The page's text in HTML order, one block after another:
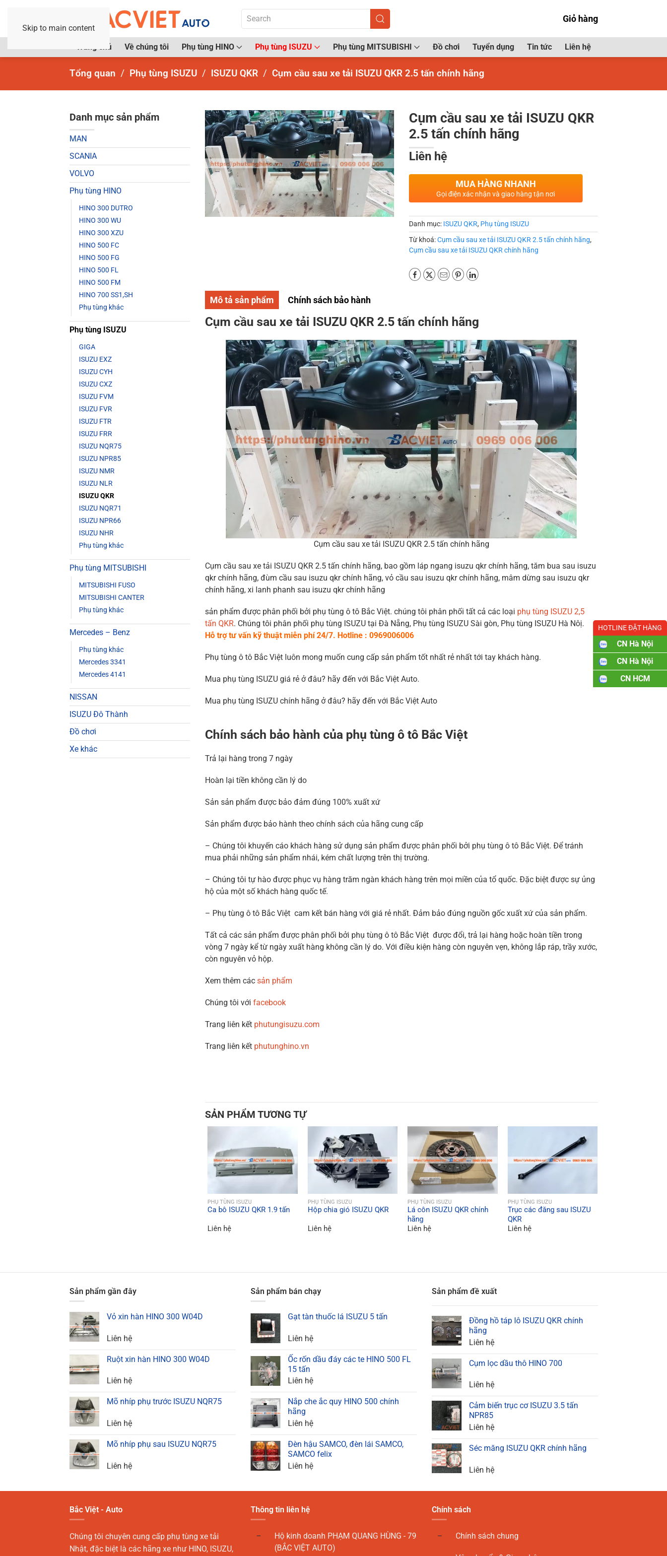
Skip to main content
Giỏ hàng
Trang chủ Về chúng tôi Phụ tùng HINO Phụ tùng ISUZU Phụ tùng MITSUBISHI Đồ chơi Tuyển dụng Tin tức Liên hệ
Tổng quan Phụ tùng ISUZU ISUZU QKR Cụm cầu sau xe tải ISUZU QKR 2.5 tấn chính hãng
Danh mục sản phẩm
MAN
SCANIA
VOLVO
Phụ tùng HINO
HINO 300 DUTRO
HINO 300 WU
HINO 300 XZU
HINO 500 FC
HINO 500 FG
HINO 500 FL
HINO 500 FM
HINO 700 SS1,SH
Phụ tùng khác
Phụ tùng ISUZU
GIGA
ISUZU EXZ
ISUZU CYH
ISUZU CXZ
ISUZU FVM
ISUZU FVR
ISUZU FTR
ISUZU FRR
ISUZU NQR75
ISUZU NPR85
ISUZU NMR
ISUZU NLR
ISUZU QKR
ISUZU NQR71
ISUZU NPR66
ISUZU NHR
Phụ tùng khác
Phụ tùng MITSUBISHI
MITSUBISHI FUSO
MITSUBISHI CANTER
Phụ tùng khác
Mercedes – Benz
Phụ tùng khác
Mercedes 3341
Mercedes 4141
NISSAN
ISUZU Đô Thành
Đồ chơi
Xe khác
Cụm cầu sau xe tải ISUZU QKR
2.5 tấn chính hãng
Liên hệ
MUA HÀNG NHANH
Gọi điện xác nhận và giao hàng tận nơi
Danh mục: ISUZU QKR, Phụ tùng ISUZU
Từ khoá:Cụm cầu sau xe tải ISUZU QKR 2.5 tấn chính hãng,
Cụm cầu sau xe tải ISUZU QKR chính hãng
Mô tả sản phẩm Chính sách bảo hành
Cụm cầu sau xe tải ISUZU QKR 2.5 tấn chính hãng
Cụm cầu sau xe tải ISUZU QKR 2.5 tấn chính hãng
Cụm cầu sau xe tải ISUZU QKR 2.5 tấn chính hãng, bao gồm láp ngang isuzu qkr chính hãng, tăm bua sau isuzu
qkr chính hãng, đùm cầu sau isuzu qkr chính hãng, vỏ cầu sau isuzu qkr chính hãng, mâm dừng sau isuzu qkr
chính hãng, xi lanh phanh sau isuzu qkr chính hãng
sản phẩm được phân phối bởi phụ tùng ô tô Bắc Việt. chúng tôi phân phối tất cả các loại phụ tùng ISUZU 2,5
tấn QKR. Chúng tôi phân phối phụ tùng ISUZU tại Đà Nẵng, Phụ tùng ISUZU Sài gòn, Phụ tùng ISUZU Hà Nôị.
Hỗ trợ tư vấn kỹ thuật miễn phí 24/7. Hotline : 0969006006
Phụ tùng ô tô Bắc Việt luôn mong muốn cung cấp sản phẩm tốt nhất rẻ nhất tới tay khách hàng.
Mua phụ tùng ISUZU giá rẻ ở đâu? hãy đến với Bắc Việt Auto.
Mua phụ tùng ISUZU chính hãng ở đâu? hãy đến với Bắc Việt Auto
Chính sách bảo hành của phụ tùng ô tô Bắc Việt
Trả lại hàng trong 7 ngày
Hoàn lại tiền không cần lý do
Sản sản phẩm được bảo đảm đúng 100% xuất xứ
Sản phẩm được bảo hành theo chính sách của hãng cung cấp
– Chúng tôi khuyến cáo khách hàng sử dụng sản phẩm được phân phối bởi phụ tùng ô tô Bắc Việt. Để tránh
mua phải những sản phẩm nhái, kém chất lượng trên thị trường.
– Chúng tôi tự hào được phục vụ hàng trăm ngàn khách hàng trên mọi miền của tổ quốc. Đặc biệt được sự ủng
hộ của một số khách hàng quốc tế.
– Phụ tùng ô tô Bắc Việt cam kết bán hàng với giá rẻ nhất. Đảm bảo đúng nguồn gốc xuất xứ của sản phẩm.
Tất cả các sản phẩm được phân phối bởi phụ tùng ô tô Bắc Việt được đổi, trả lại hàng hoặc hoàn tiền trong
vòng 7 ngày kể từ ngày xuất hàng không cần lý do. Với điều kiện hàng còn nguyên vẹn, không lắp ráp, trầy xước,
còn nguyên vỏ hộp.
Xem thêm cácsản phẩm
Chúng tôi với facebook
Trang liên kết phutungisuzu.com
Trang liên kết phutunghino.vn
SẢN PHẨM TƯƠNG TỰ
QUICK VIEW
PHỤ TÙNG ISUZU
Ca bô ISUZU QKR 1.9 tấn
Liên hệ
QUICK VIEW
PHỤ TÙNG ISUZU
Hộp chia gió ISUZU QKR
Liên hệ
QUICK VIEW
PHỤ TÙNG ISUZU
Lá côn ISUZU QKR chính
hãng
Liên hệ
QUICK VIEW
PHỤ TÙNG ISUZU
Trục các đăng sau ISUZU
QKR
Liên hệ
Sản phẩm gần đây
Vỏ xin hàn HINO 300 W04D
Liên hệ
Ruột xin hàn HINO 300 W04D
Liên hệ
Mõ nhíp phụ trước ISUZU NQR75
Liên hệ
Mõ nhíp phụ sau ISUZU NQR75
Liên hệ
Sản phẩm bán chạy
Gạt tàn thuốc lá ISUZU 5 tấn
Liên hệ
Ốc rốn dầu đáy các te HINO 500 FL
15 tấn
Liên hệ
Nắp che ắc quy HINO 500 chính
hãng
Liên hệ
Đèn hậu SAMCO, đèn lái SAMCO,
SAMCO felix
Liên hệ
Sản phẩm đề xuất
Đồng hồ táp lô ISUZU QKR chính
hãng
Liên hệ
Cụm lọc dầu thô HINO 700
Liên hệ
Cảm biến trục cơ ISUZU 3.5 tấn
NPR85
Liên hệ
Séc măng ISUZU QKR chính hãng
Liên hệ
Bắc Việt - Auto
Chúng tôi chuyên cung cấp phụ tùng xe tải
Nhật, đặc biệt là các hãng xe như HINO, ISUZU,
Thông tin liên hệ
Hộ kinh doanh PHẠM QUANG HÙNG - 79
(BẮC VIỆT AUTO)
Chính sách
Chính sách chung
HOTLINE ĐẶT HÀNG
CN Hà Nội
CN Hà Nội
CN HCM